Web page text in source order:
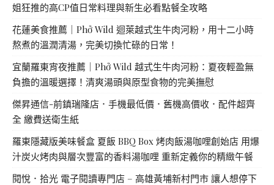
姐狂推的高CP值日常料理與新生必看點餐全攻略
花蓮美食推薦｜Phở Wild 迴萊越式生牛肉河粉，用十二小時
熬煮的溫潤清湯，完美切換忙碌的日常！
宜蘭羅東宵夜推薦｜Phở Wild 越式生牛肉河粉：夏夜輕盈無
負擔的溫暖選擇！清爽湯頭與原型食物的完美撫慰
傑昇通信-前鎮瑞隆店．手機最低價．舊機高價收．配件超齊
全 繳費送衛生紙
羅東隱藏版美味餐盒 夏飯 BBQ Box 烤肉飯湯咖哩創始店 用爆
汁炭火烤肉與層次豐富的香料湯咖哩 重新定義你的精緻午餐
閱悅．拾光 電子閱讀專門店 – 高雄黃埔新村門市 讓人想停下